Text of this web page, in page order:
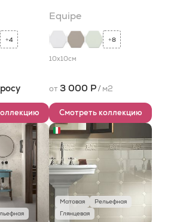
+4
Equipe
+8
10x10см
от 3 000 Р/ м2
Смотреть коллекцию
Матовая
Рельефная
Глянцевая